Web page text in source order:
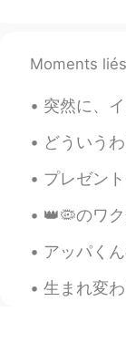
Moments liés
突然に、インドネシア人の友達から突然にメッセー
どういうわけか、この時間には、他のメンバーのモ
プレゼントくれました！友達はわたしの好きなも
👑🦠のワクチンを接種されました。微熱があったり、
アッパくんのぬいぐるみが着いた！嬉しい！
生まれ変わりが本当なら、私は鳥になりたいと思い